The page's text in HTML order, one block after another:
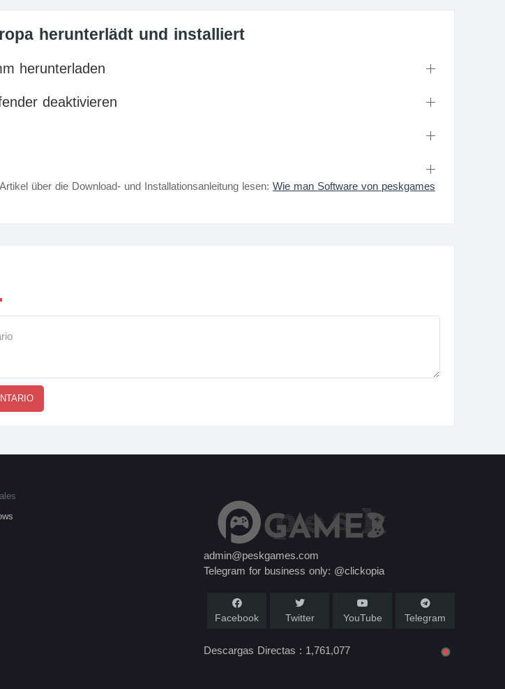
herunterlädt und installiert
herunterladen
deaktivieren
über die Download- und Installationsanleitung lesen: Wie man Software von peskgames
admin@peskgames.com
Telegram for business only: @clickopia
Facebook Twitter YouTube Telegram
Descargas Directas : 1,761,077